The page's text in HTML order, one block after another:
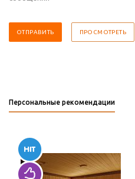
Персональные рекомендации